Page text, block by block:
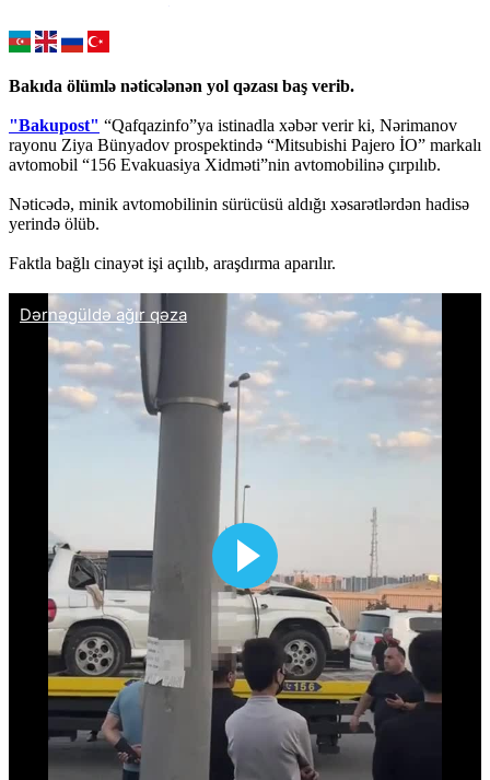
Bakıda ölümlə nəticələnən yol qəzası baş verib.
"Bakupost" “Qafqazinfo”ya istinadla xəbər verir ki, Nərimanov
rayonu Ziya Bünyadov prospektində “Mitsubishi Pajero İO” markalı
avtomobil “156 Evakuasiya Xidməti”nin avtomobilinə çırpılıb.
Nəticədə, minik avtomobilinin sürücüsü aldığı xəsarətlərdən hadisə
yerində ölüb.
Faktla bağlı cinayət işi açılıb, araşdırma aparılır.